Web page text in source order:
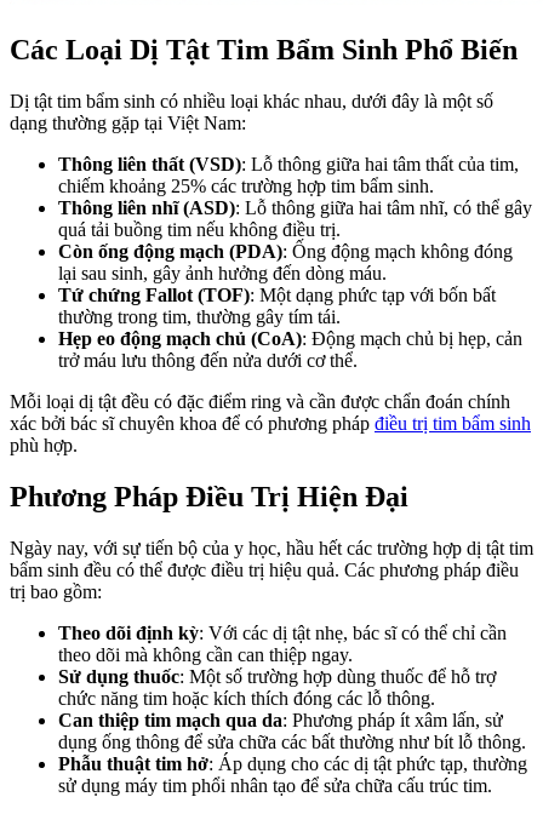
Các Loại Dị Tật Tim Bẩm Sinh Phổ Biến
Dị tật tim bẩm sinh có nhiều loại khác nhau, dưới đây là một số
dạng thường gặp tại Việt Nam:
Thông liên thất (VSD): Lỗ thông giữa hai tâm thất của tim,
chiếm khoảng 25% các trường hợp tim bẩm sinh.
Thông liên nhĩ (ASD): Lỗ thông giữa hai tâm nhĩ, có thể gây
quá tải buồng tim nếu không điều trị.
Còn ống động mạch (PDA): Ống động mạch không đóng
lại sau sinh, gây ảnh hưởng đến dòng máu.
Tứ chứng Fallot (TOF): Một dạng phức tạp với bốn bất
thường trong tim, thường gây tím tái.
Hẹp eo động mạch chủ (CoA): Động mạch chủ bị hẹp, cản
trở máu lưu thông đến nửa dưới cơ thể.
Mỗi loại dị tật đều có đặc điểm ring và cần được chẩn đoán chính
xác bởi bác sĩ chuyên khoa để có phương pháp điều trị tim bẩm sinh
phù hợp.
Phương Pháp Điều Trị Hiện Đại
Ngày nay, với sự tiến bộ của y học, hầu hết các trường hợp dị tật tim
bẩm sinh đều có thể được điều trị hiệu quả. Các phương pháp điều
trị bao gồm:
Theo dõi định kỳ: Với các dị tật nhẹ, bác sĩ có thể chỉ cần
theo dõi mà không cần can thiệp ngay.
Sử dụng thuốc: Một số trường hợp dùng thuốc để hỗ trợ
chức năng tim hoặc kích thích đóng các lỗ thông.
Can thiệp tim mạch qua da: Phương pháp ít xâm lấn, sử
dụng ống thông để sửa chữa các bất thường như bít lỗ thông.
Phẫu thuật tim hở: Áp dụng cho các dị tật phức tạp, thường
sử dụng máy tim phổi nhân tạo để sửa chữa cấu trúc tim.